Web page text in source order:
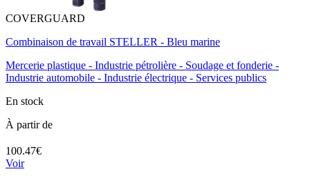
COVERGUARD
Combinaison de travail STELLER - Bleu marine
Mercerie plastique - Industrie pétrolière - Soudage et fonderie -
Industrie automobile - Industrie électrique - Services publics
En stock
À partir de
100.47€
Voir